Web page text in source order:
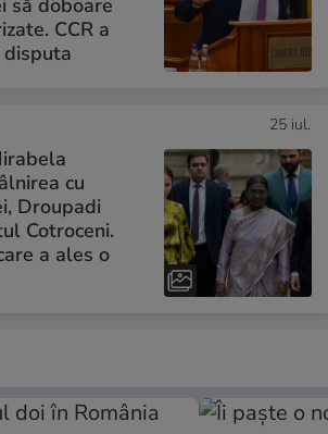
să doboare
CCR a
25 iul.
cu
Droupadi
Cotroceni.
a ales o